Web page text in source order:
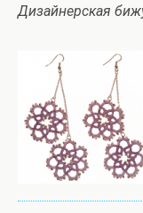
Дизайнерская